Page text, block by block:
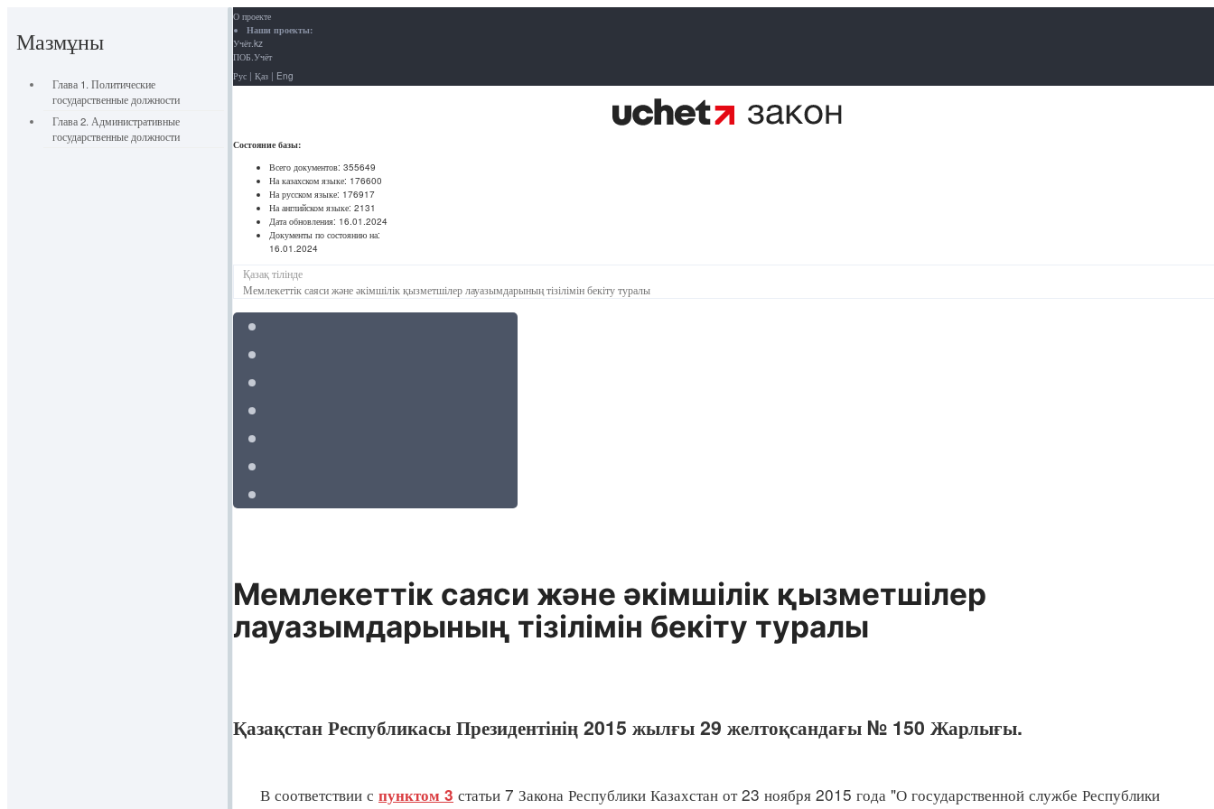
Мазмұны
Глава 1. Политические
государственные должности
Глава 2. Административные
государственные должности
О проекте
Наши проекты:
Учёт.kz
ПОБ.Учёт
Рус | Қаз | Eng
Состояние базы:
Всего документов: 355649
На казахском языке: 176600
На русском языке: 176917
На английском языке: 2131
Дата обновления: 16.01.2024
Документы по состоянию на:
16.01.2024
Қазақ тілінде
Мемлекеттік саяси және әкімшілік қызметшілер лауазымдарының тізілімін бекіту туралы
Мемлекеттік саяси және әкімшілік қызметшілер
лауазымдарының тізілімін бекіту туралы
Қазақстан Республикасы Президентінің 2015 жылғы 29 желтоқсандағы № 150 Жарлығы.
В соответствии с пунктом 3 статьи 7 Закона Республики Казахстан от 23 ноября 2015 года "О государственной службе Республики